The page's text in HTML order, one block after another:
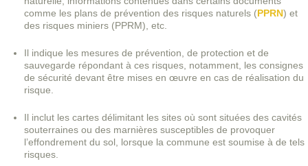
comme les plans de prévention des risques naturels (PPRN) et
des risques miniers (PPRM), etc.
Il indique les mesures de prévention, de protection et de
sauvegarde répondant à ces risques, notamment, les consignes
de sécurité devant être mises en œuvre en cas de réalisation du
risque.
Il inclut les cartes délimitant les sites où sont situées des cavités
souterraines ou des marnières susceptibles de provoquer
l’effondrement du sol, lorsque la commune est soumise à de tels
risques.